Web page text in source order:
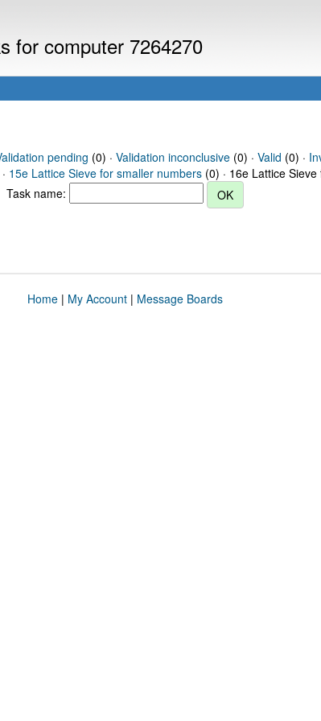
for computer 7264270
pending (0) · Validation inconclusive(0) · Valid (0) ·
15e Lattice Sieve for smaller numbers (0) · 16e Lattice
Task name:
Home| My Account| Message Boards